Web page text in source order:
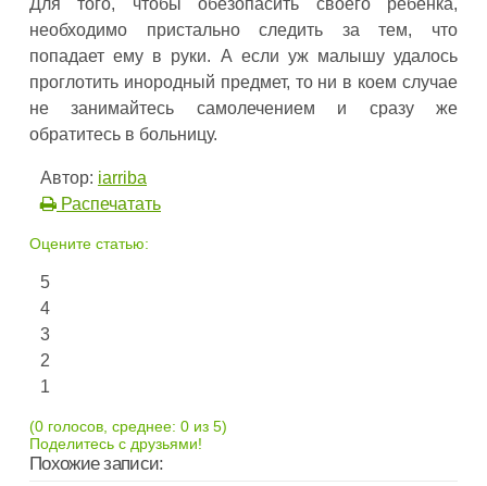
Для того, чтобы обезопасить своего ребенка,
необходимо пристально следить за тем, что
попадает ему в руки. А если уж малышу удалось
проглотить инородный предмет, то ни в коем случае
не занимайтесь самолечением и сразу же
обратитесь в больницу.
Автор: iarriba
Распечатать
Оцените статью:
5
4
3
2
1
(0 голосов, среднее: 0 из 5)
Поделитесь с друзьями!
Похожие записи: